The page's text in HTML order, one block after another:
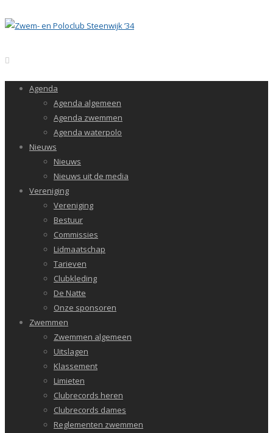
Agenda
Agenda algemeen
Agenda zwemmen
Agenda waterpolo
Nieuws
Nieuws
Nieuws uit de media
Vereniging
Vereniging
Bestuur
Commissies
Lidmaatschap
Tarieven
Clubkleding
De Natte
Onze sponsoren
Zwemmen
Zwemmen algemeen
Uitslagen
Klassement
Limieten
Clubrecords heren
Clubrecords dames
Reglementen zwemmen